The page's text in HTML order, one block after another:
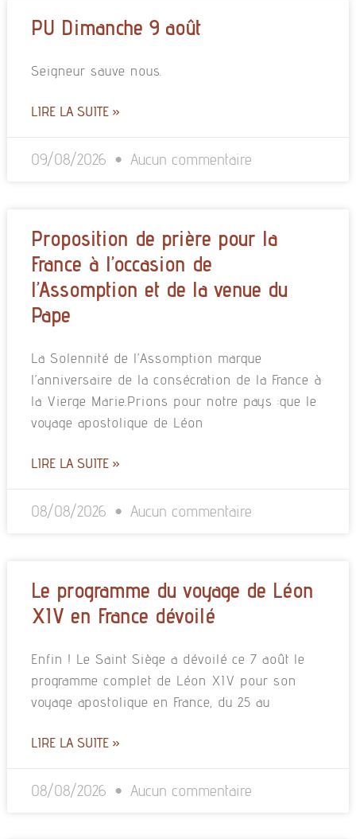
PU Dimanche 9 août
Seigneur sauve nous.
LIRE LA SUITE »
09/08/2026 Aucun commentaire
Proposition de prière pour la
France à l’occasion de
l’Assomption et de la venue du
Pape
La Solennité de l’Assomption marque
l’anniversaire de la consécration de la France à
la Vierge Marie.Prions pour notre pays :que le
voyage apostolique de Léon
LIRE LA SUITE »
08/08/2026 Aucun commentaire
Le programme du voyage de Léon
XIV en France dévoilé
Enfin ! Le Saint Siège a dévoilé ce 7 août le
programme complet de Léon XIV pour son
voyage apostolique en France, du 25 au
LIRE LA SUITE »
08/08/2026 Aucun commentaire